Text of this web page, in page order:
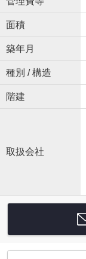
面積
築年月
種別 / 構造
階建
取扱会社